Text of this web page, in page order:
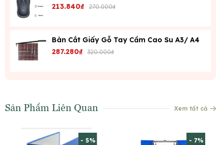
213.840₫ 270.000₫
Bàn Cắt Giấy Gỗ Tay Cầm Cao Su A3/ A4
287.280₫ 320.000₫
Sản Phẩm Liên Quan Xem tất cả
- 5% - 7%